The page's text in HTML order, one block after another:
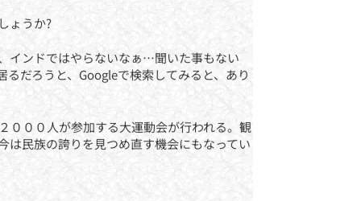
ょうか?
インドではやらないなぁ…聞いた事もない
だろうと、Googleで検索してみると、あり
０００人が参加する大運動会が行われる。観
は民族の誇りを見つめ直す機会にもなってい